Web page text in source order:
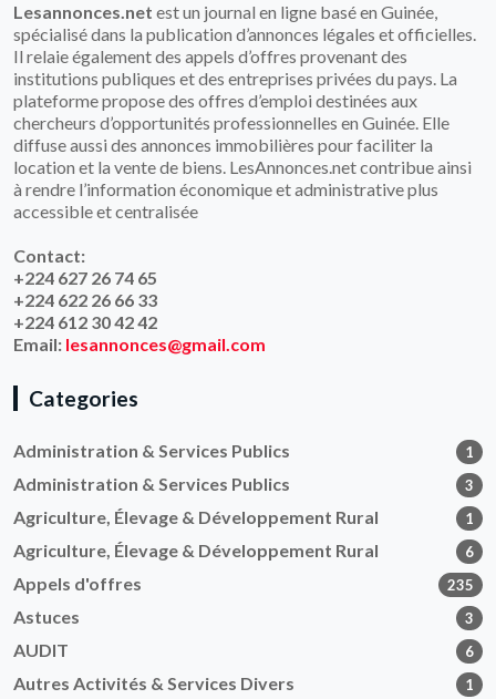
Lesannonces.net est un journal en ligne basé en Guinée,
spécialisé dans la publication d’annonces légales et officielles.
Il relaie également des appels d’offres provenant des
institutions publiques et des entreprises privées du pays. La
plateforme propose des offres d’emploi destinées aux
chercheurs d’opportunités professionnelles en Guinée. Elle
diffuse aussi des annonces immobilières pour faciliter la
location et la vente de biens. LesAnnonces.net contribue ainsi
à rendre l’information économique et administrative plus
accessible et centralisée
Contact:
+224 627 26 74 65
+224 622 26 66 33
+224 612 30 42 42
Email: lesannonces@gmail.com
Categories
Administration & Services Publics 1
Administration & Services Publics 3
Agriculture, Élevage & Développement Rural 1
Agriculture, Élevage & Développement Rural 6
Appels d'offres 235
Astuces 3
AUDIT 6
Autres Activités & Services Divers 1